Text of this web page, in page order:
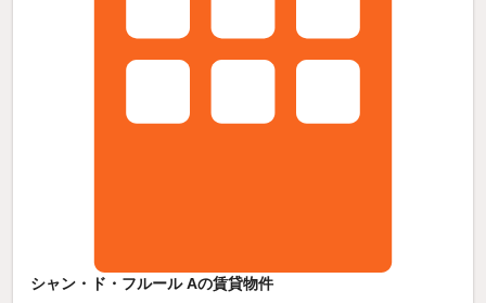
シャン・ド・フルール Aの賃貸物件